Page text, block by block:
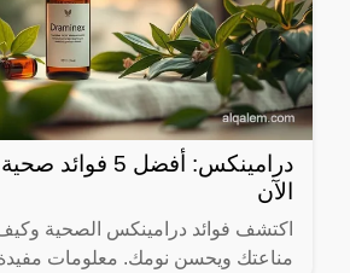
درامينكس: أفضل 5
الآن
اكتشف فوائد درامينكس الصحية
مناعتك ويحسن نومك. معلومات